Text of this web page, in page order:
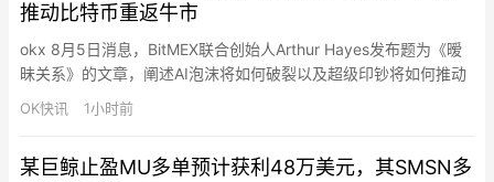
推动比特币重返牛市
okx 8月5日消息，BitMEX联合创始人Arthur Hayes发布题为《暧
昧关系》的文章，阐述AI泡沫将如何破裂以及超级印钞将如何推动
市场重返牛市。Hayes认为，核心分歧在于市场如何定义AI资本支
出——是技术投资还是房地产投资。他倾向于后者，认为这数万亿
沫破裂的…
OK快讯 1小时前
某巨鲸止盈MU多单预计获利48万美元，其SMSN多